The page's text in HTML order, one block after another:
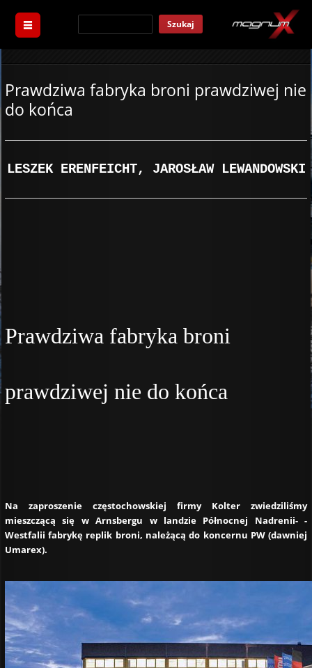
Szukaj
Prawdziwa fabryka broni prawdziwej nie
do końca
LESZEK ERENFEICHT, JAROSŁAW LEWANDOWSKI
Prawdziwa fabryka broni
prawdziwej nie do końca
Na zaproszenie częstochowskiej firmy Kolter zwiedziliśmy
mieszczącą się w Arnsbergu w landzie Północnej Nadrenii- -
Westfalii fabrykę replik broni, należącą do koncernu PW (dawniej
Umarex).